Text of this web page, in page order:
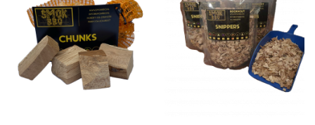
Toevoegen
aan
verlanglijst
Toevoegen
aan
verlanglijst